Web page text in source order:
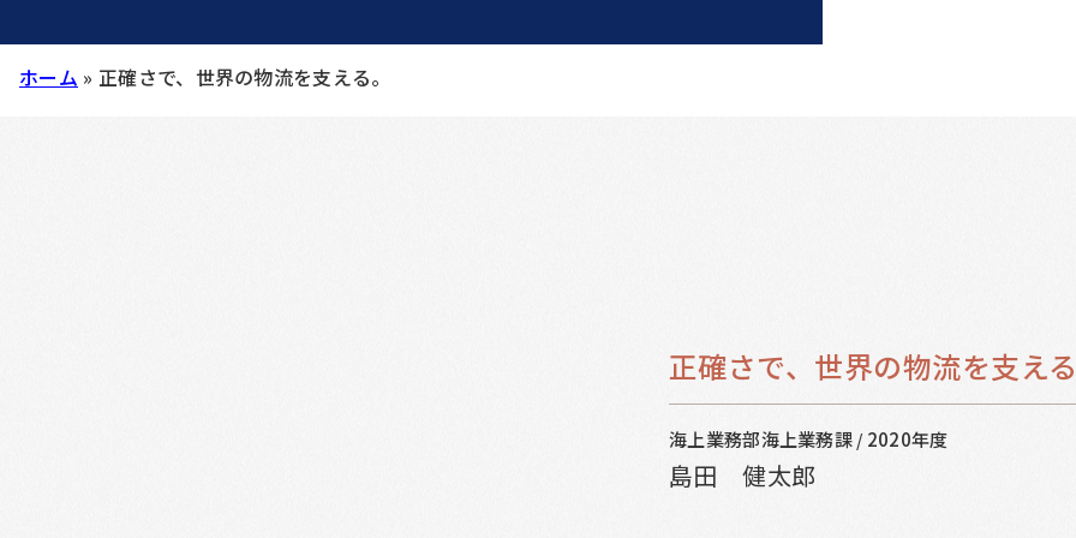
ホーム » 正確さで、世界の物流を支える。
正確さで、世界の物流を支え
海上業務部海上業務課 / 2020年度
島田 健太郎